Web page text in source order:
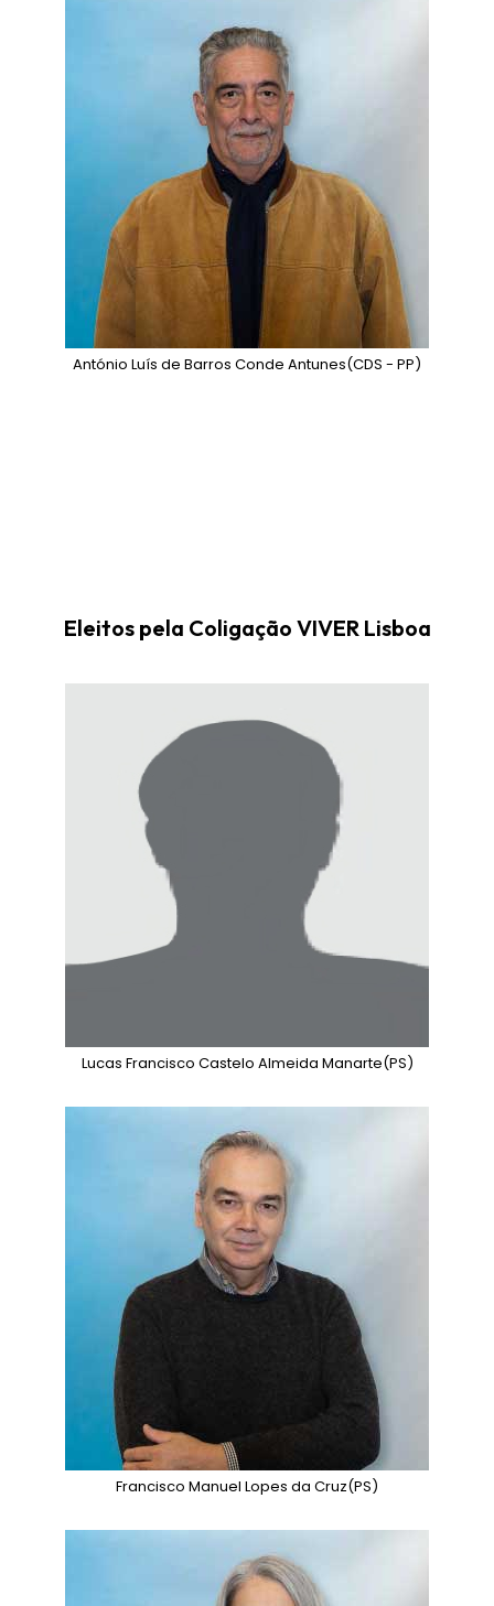
António Luís de Barros Conde Antunes(CDS - PP)
Eleitos pela Coligação VIVER Lisboa
Lucas Francisco Castelo Almeida Manarte(PS)
Francisco Manuel Lopes da Cruz(PS)